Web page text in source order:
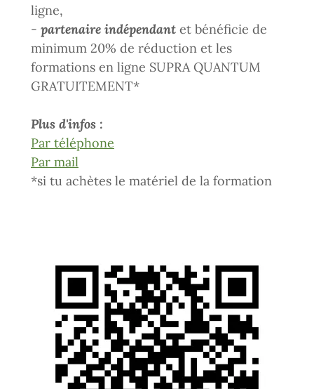
ligne,
- partenaire indépendant et bénéficie de
minimum 20% de réduction et les
formations en ligne SUPRA QUANTUM
GRATUITEMENT*
Plus d'infos :
Par téléphone
Par mail
*si tu achètes le matériel de la formation